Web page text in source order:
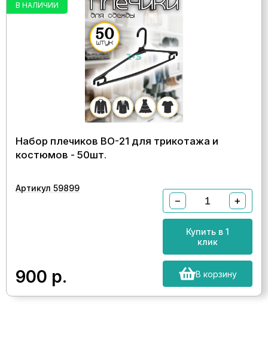
В НАЛИЧИИ
Набор плечиков ВО-21 для трикотажа и
костюмов - 50шт.
Артикул 59899
900 р.
− +
Купить в 1
клик
В корзину